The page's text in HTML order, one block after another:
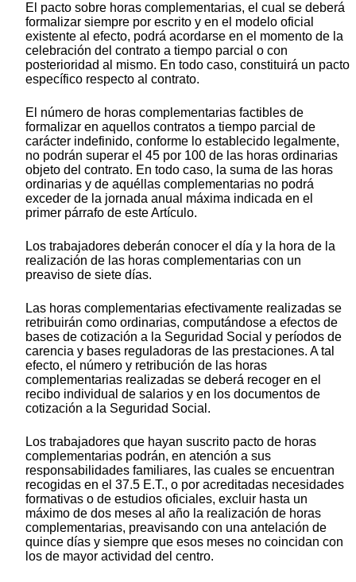
El pacto sobre horas complementarias, el cual se deberá
formalizar siempre por escrito y en el modelo oficial
existente al efecto, podrá acordarse en el momento de la
celebración del contrato a tiempo parcial o con
posterioridad al mismo. En todo caso, constituirá un pacto
específico respecto al contrato.
El número de horas complementarias factibles de
formalizar en aquellos contratos a tiempo parcial de
carácter indefinido, conforme lo establecido legalmente,
no podrán superar el 45 por 100 de las horas ordinarias
objeto del contrato. En todo caso, la suma de las horas
ordinarias y de aquéllas complementarias no podrá
exceder de la jornada anual máxima indicada en el
primer párrafo de este Artículo.
Los trabajadores deberán conocer el día y la hora de la
realización de las horas complementarias con un
preaviso de siete días.
Las horas complementarias efectivamente realizadas se
retribuirán como ordinarias, computándose a efectos de
bases de cotización a la Seguridad Social y períodos de
carencia y bases reguladoras de las prestaciones. A tal
efecto, el número y retribución de las horas
complementarias realizadas se deberá recoger en el
recibo individual de salarios y en los documentos de
cotización a la Seguridad Social.
Los trabajadores que hayan suscrito pacto de horas
complementarias podrán, en atención a sus
responsabilidades familiares, las cuales se encuentran
recogidas en el 37.5 E.T., o por acreditadas necesidades
formativas o de estudios oficiales, excluir hasta un
máximo de dos meses al año la realización de horas
complementarias, preavisando con una antelación de
quince días y siempre que esos meses no coincidan con
los de mayor actividad del centro.